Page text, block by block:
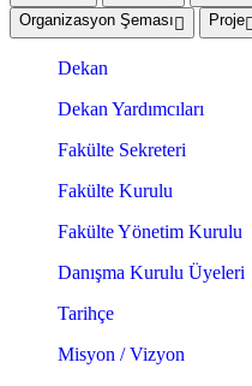
Organizasyon Şeması
Proje
Dekan
Dekan Yardımcıları
Fakülte Sekreteri
Fakülte Kurulu
Fakülte Yönetim Kurulu
Danışma Kurulu Üyeleri
Tarihçe
Misyon / Vizyon